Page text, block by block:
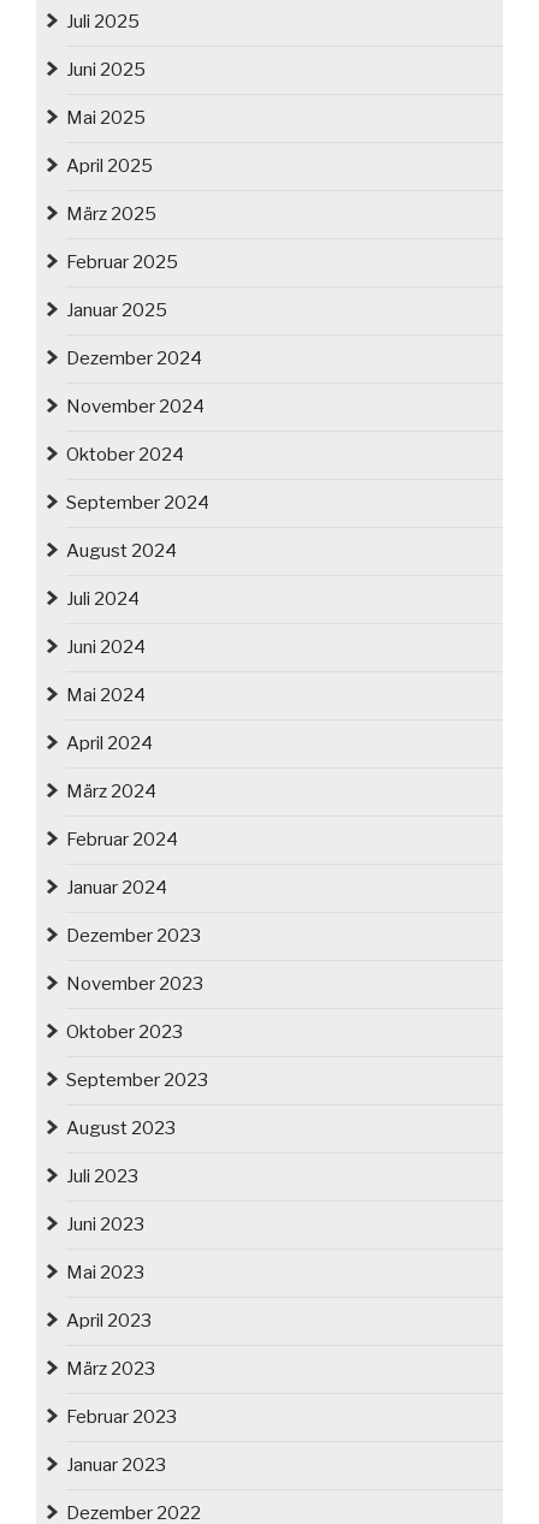
Juli 2025
Juni 2025
Mai 2025
April 2025
März 2025
Februar 2025
Januar 2025
Dezember 2024
November 2024
Oktober 2024
September 2024
August 2024
Juli 2024
Juni 2024
Mai 2024
April 2024
März 2024
Februar 2024
Januar 2024
Dezember 2023
November 2023
Oktober 2023
September 2023
August 2023
Juli 2023
Juni 2023
Mai 2023
April 2023
März 2023
Februar 2023
Januar 2023
Dezember 2022